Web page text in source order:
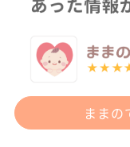
ままの